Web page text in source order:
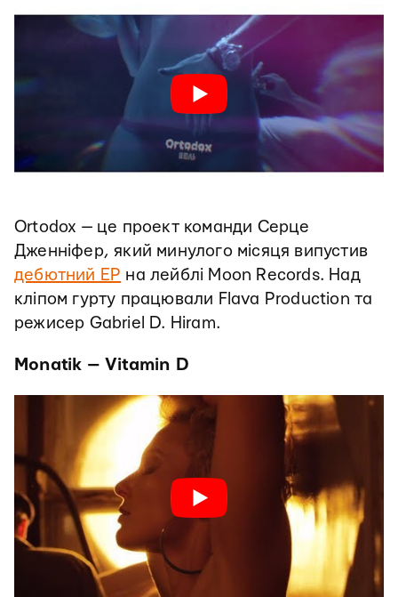
Ortodox — це проект команди Серце
Дженніфер, який минулого місяця випустив
дебютний ЕР на лейблі Moon Records. Над
кліпом гурту працювали Flava Production та
режисер Gabriel D. Hiram.
Monatik — Vitamin D